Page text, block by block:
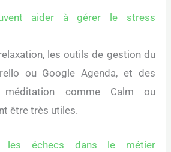
aider à gérer le stress
les outils de gestion du
ou Google Agenda, et des
méditation comme Calm ou
être très utiles.
les échecs dans le métier